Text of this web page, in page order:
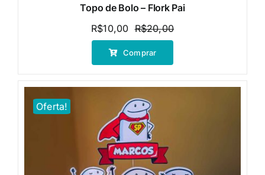
Topo de Bolo – Flork Pai
R$20,00O
preço
R$10,00
O
preço
Comprar
Oferta!